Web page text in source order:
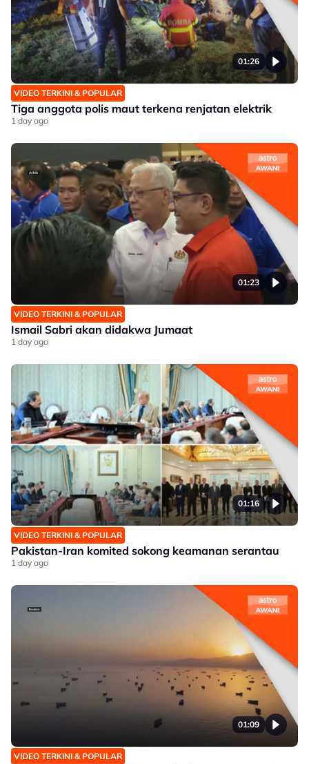
01:26
VIDEO TERKINI & POPULAR
Tiga anggota polis maut terkena renjatan elektrik
1 day ago
01:23
VIDEO TERKINI & POPULAR
Ismail Sabri akan didakwa Jumaat
1 day ago
01:16
VIDEO TERKINI & POPULAR
Pakistan-Iran komited sokong keamanan serantau
1 day ago
01:09
VIDEO TERKINI & POPULAR